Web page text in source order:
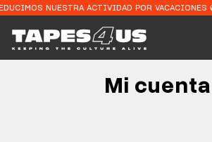
NUESTRA ACTIVIDAD POR VACACIONES
Mi cuenta